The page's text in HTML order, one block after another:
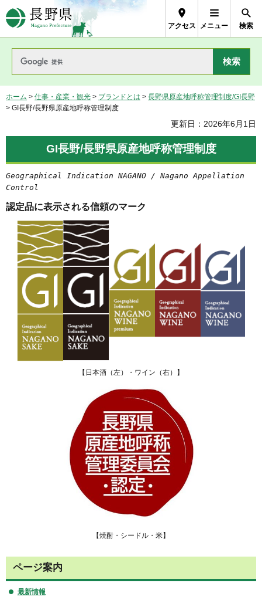
長野県Nagano Prefecture
アクセス メニュー 検索
ホーム > 仕事・産業・観光 > ブランドとは > 長野県原産地呼称管理制度/GI長野
> GI長野/長野県原産地呼称管理制度
更新日：2026年6月1日
GI長野/長野県原産地呼称管理制度
Geographical Indication NAGANO / Nagano Appellation
Control
認定品に表示される信頼のマーク
【日本酒（左）・ワイン（右）】
【焼酎・シードル・米】
ページ案内
最新情報